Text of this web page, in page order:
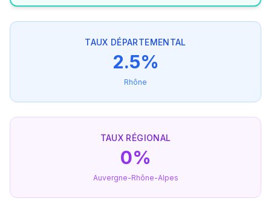
TAUX DÉPARTEMENTAL
2.5%
Rhône
TAUX RÉGIONAL
0%
Auvergne-Rhône-Alpes